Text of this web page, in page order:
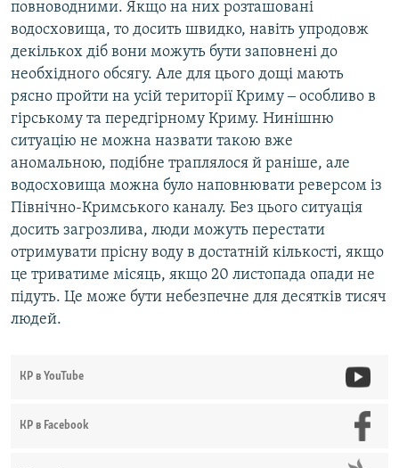
повноводними. Якщо на них розташовані
водосховища, то досить швидко, навіть упродовж
декількох діб вони можуть бути заповнені до
необхідного обсягу. Але для цього дощі мають
рясно пройти на усій території Криму ‒ особливо в
гірському та передгірному Криму. Нинішню
ситуацію не можна назвати такою вже
аномальною, подібне траплялося й раніше, але
водосховища можна було наповнювати реверсом із
Північно-Кримського каналу. Без цього ситуація
досить загрозлива, люди можуть перестати
отримувати прісну воду в достатній кількості, якщо
це триватиме місяць, якщо 20 листопада опади не
підуть. Це може бути небезпечне для десятків тисяч
людей.
КР в YouTube
КР в Facebook